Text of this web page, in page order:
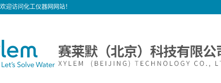
欢迎访问化工仪器网网站！